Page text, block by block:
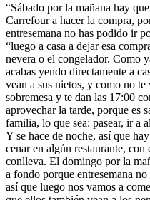
“Sábado por la mañana hay
Carrefour a hacer la compra,
entresemana no has podido ir
“luego a casa a dejar esa
nevera o el congelador. Como
acabas yendo directamente a
vean a sus nietos, y como no
sobremesa y te dan las 17:00
aprovechar la tarde, porque es
familia, lo que sea: pasear, ir a
Y se hace de noche, así que
cenar en algún restaurante,
conlleva. El domingo por la
a fondo porque entresemana
así que luego nos vamos a